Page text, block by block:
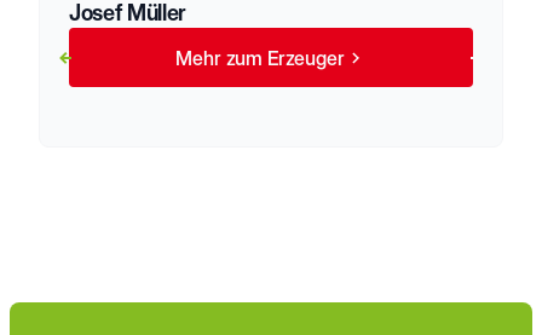
Josef Müller
Mehr zum Erzeuger